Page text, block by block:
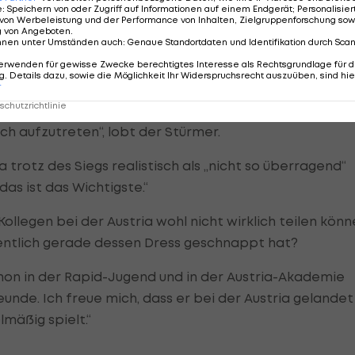
hinaus gelingen.
kommt Okotie beim Vorhaben, auf sich
verrückter Typ, der offensiven Fußball zeigen
aufzutreten“, lobt der Stürmer.
des Siegs realistisch als „nicht so überragend“
ist das Wichtigste.“
bei der Austria wohl nicht wirklich teilen
gerade dessen Dress geschnappt hat?
in der Rapid-Jugend und in der Austria-Akademie
Ich freue mich, dass er bei der Austria gelandet
spielt.“
: Speichern von oder Zugriff auf Informationen auf einem Endgerät;
Werbeleistung und der Performance von Inhalten, Zielgruppenforschung
von Angeboten.
unter Umständen auch: Genaue Standortdaten und Identifikation durch
für gewisse Zwecke berechtigtes Interesse als Rechtsgrundlage für
Details dazu, sowie die Möglichkeit Ihr Widerspruchsrecht auszuüben, sind